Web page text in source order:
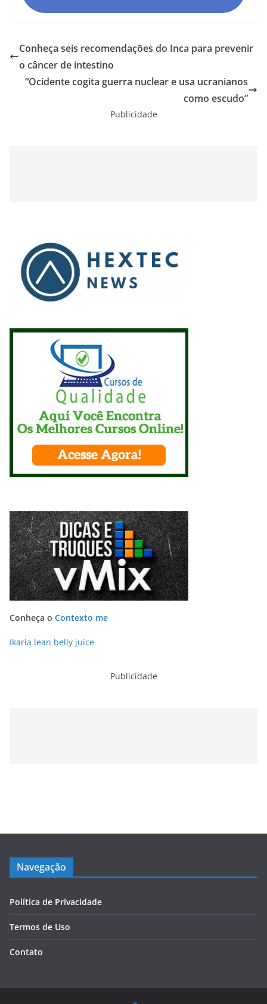
Conheça seis recomendações do Inca para prevenir
o câncer de intestino
“Ocidente cogita guerra nuclear e usa ucranianos
como escudo”
Publicidade
Conheça o Contexto me
Ikaria lean belly juice
Publicidade
Navegação
Política de Privacidade
Termos de Uso
Contato